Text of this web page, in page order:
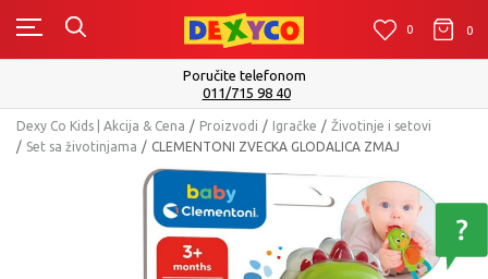
0 0 0
Poručite telefonom
011/715 98 40
Dexy Co Kids | Akcija & Cena Proizvodi Igračke
Životinje i setovi
Set sa životinjama
CLEMENTONI ZVECKA GLODALICA ZMAJ